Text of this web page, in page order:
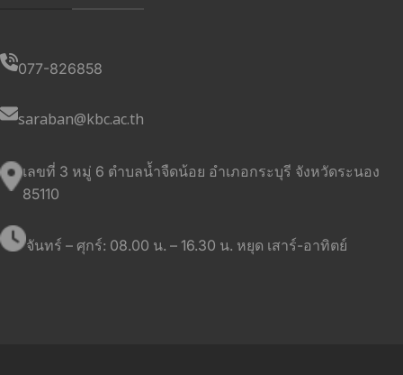
077-826858
saraban@kbc.ac.th
เลขที่ 3 หมู่ 6 ตำบลน้ำจืดน้อย อำเภอกระบุรี จังหวัดระนอง
85110
จันทร์ – ศุกร์: 08.00 น. – 16.30 น. หยุด เสาร์-อาทิตย์